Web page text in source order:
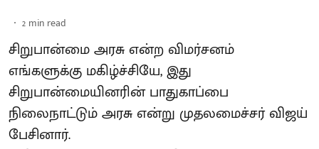
2 min read
சிறுபான்மை அரசு என்ற விமர்சனம்
எங்களுக்கு மகிழ்ச்சியே, இது
சிறுபான்மையினரின் பாதுகாப்பை
நிலைநாட்டும் அரசு என்று முதலமைச்சர் விஜய்
பேசினார்.